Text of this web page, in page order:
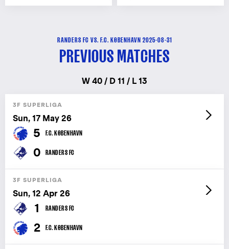
RANDERS FC VS. F.C. KØBENHAVN 2025-08-31
PREVIOUS MATCHES
W 40 / D 11 / L 13
3F SUPERLIGA
Sun, 17 May 26
5 F.C. KØBENHAVN
0 RANDERS FC
3F SUPERLIGA
Sun, 12 Apr 26
1 RANDERS FC
2 F.C. KØBENHAVN